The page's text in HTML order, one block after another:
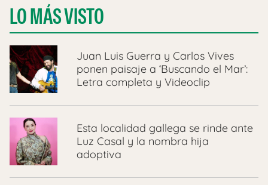
LO MÁS VISTO
Juan Luis Guerra y Carlos Vives
ponen paisaje a ‘Buscando el Mar’:
Letra completa y Videoclip
Esta localidad gallega se rinde ante
Luz Casal y la nombra hija
adoptiva